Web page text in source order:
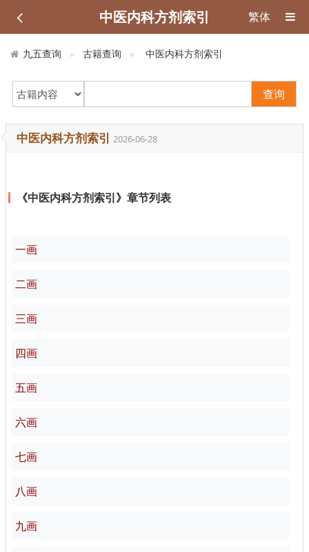
中医内科方剂索引 繁体
九五查询 古籍查询 中医内科方剂索引
查询
中医内科方剂索引 2026-06-28
《中医内科方剂索引》章节列表
一画
二画
三画
四画
五画
六画
七画
八画
九画